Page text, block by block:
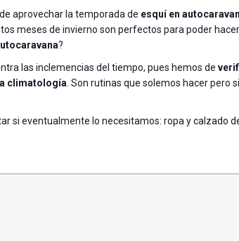
aprovechar la temporada de esquí en
meses de invierno son perfectos para poder
?
las inclemencias del tiempo, pues hemos de
climatología . Son rutinas que solemos hacer pero
si eventualmente lo necesitamos: ropa y calzado